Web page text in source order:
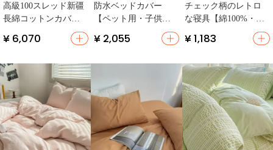
高級100スレッド新疆
長綿コットンカバー
【全棉・ベッドシー
ツ・枕カバー・寝室
対応）
¥ 6,070
防水ベッドカバー
【ペット用・子供
用・抗菌・尿漏れ防
止】
¥ 2,055
チェック柄のレトロ
な寝具【綿100%・二
重ガーゼ使用・宿泊
施設向け】（セット
¥ 1,183